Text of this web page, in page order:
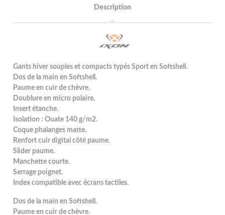
Description
Gants hiver souples et compacts typés Sport en Softshell.
Dos de la main en Softshell.
Paume en cuir de chèvre.
Doublure en micro polaire.
Insert étanche.
Isolation : Ouate 140 g/m2.
Coque phalanges matte.
Renfort cuir digital côté paume.
Slider paume.
Manchette courte.
Serrage poignet.
Index compatible avec écrans tactiles.
Dos de la main en Softshell.
Paume en cuir de chèvre.